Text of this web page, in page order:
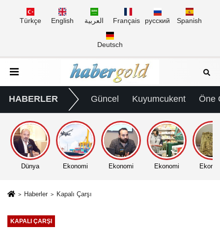
Türkçe English العربية Français русский Spanish
Deutsch
HABERLER Güncel Kuyumcukent Öne
Dünya Ekonomi Ekonomi Ekonomi
Haberler Kapalı Çarşı
KAPALI ÇARŞI